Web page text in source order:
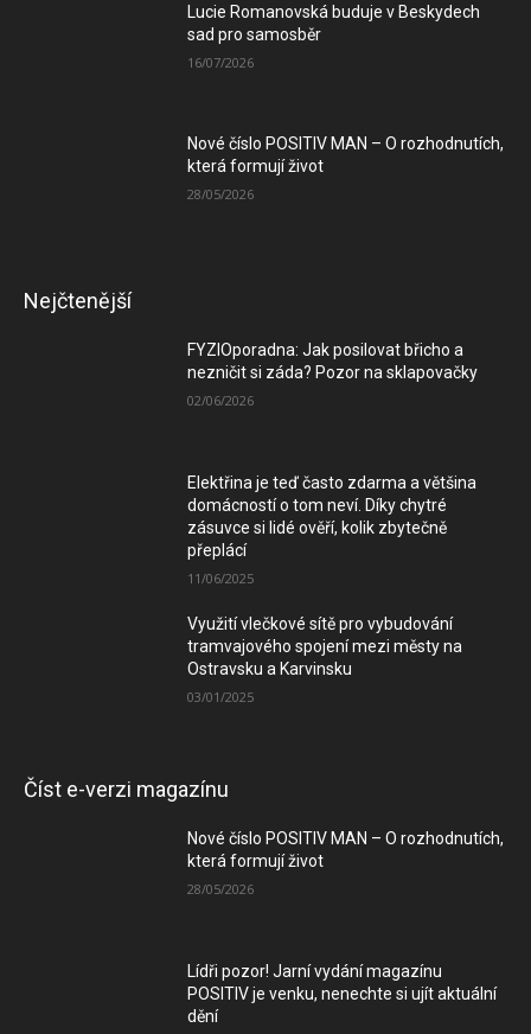
Lucie Romanovská buduje v Beskydech
sad pro samosběr
16/07/2026
Nové číslo POSITIV MAN – O rozhodnutích,
která formují život
28/05/2026
Nejčtenější
FYZIOporadna: Jak posilovat břicho a
nezničit si záda? Pozor na sklapovačky
02/06/2026
Elektřina je teď často zdarma a většina
domácností o tom neví. Díky chytré
zásuvce si lidé ověří, kolik zbytečně
přeplácí
11/06/2025
Využití vlečkové sítě pro vybudování
tramvajového spojení mezi městy na
Ostravsku a Karvinsku
03/01/2025
Číst e-verzi magazínu
Nové číslo POSITIV MAN – O rozhodnutích,
která formují život
28/05/2026
Lídři pozor! Jarní vydání magazínu
POSITIV je venku, nenechte si ujít aktuální
dění